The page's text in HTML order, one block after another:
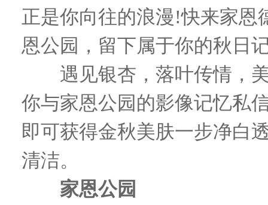
正是你向往的浪漫!快来家
恩公园，留下属于你的秋日
遇见银杏，落叶传情，美
你与家恩公园的影像记忆私
即可获得金秋美肤一步净
清洁。
家恩公园